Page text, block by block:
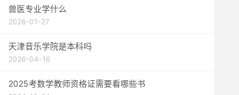
兽医专业学什么
2026-01-27
天津音乐学院是本科吗
2026-04-16
2025考数学教师资格证需要看哪些书